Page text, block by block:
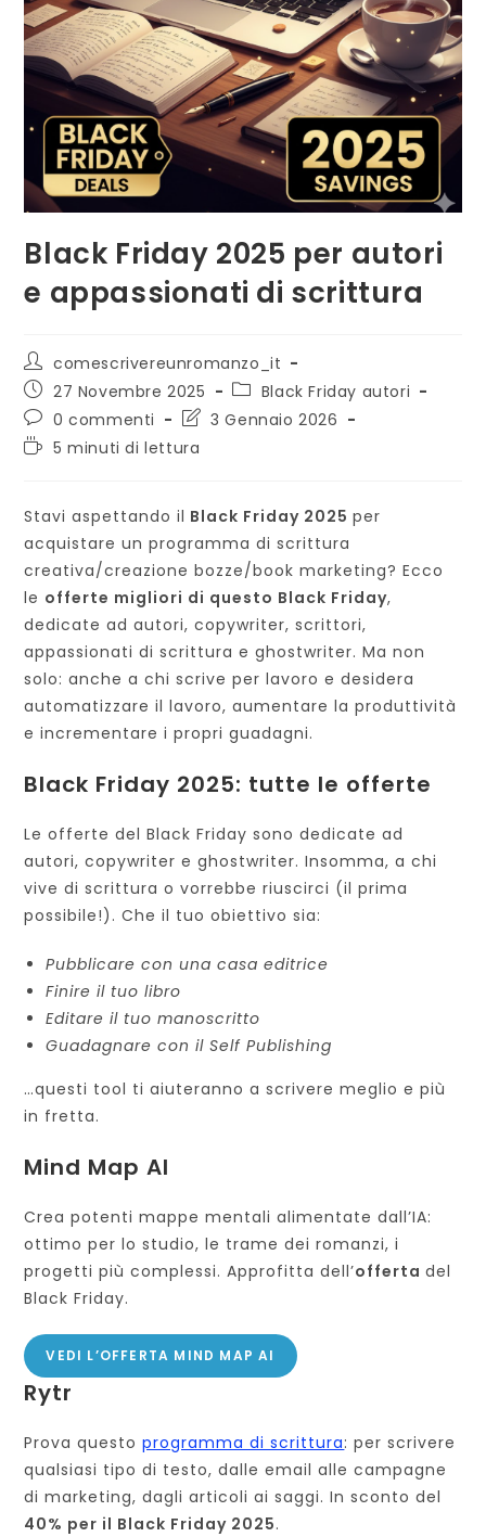
Black Friday 2025 per autori
e appassionati di scrittura
Autore
dell'articolo:
comescrivereunromanzo_it
Articolo
pubblicato:
27 Novembre 2025
Categoria
dell'articolo:
Black Friday autori
Commenti
dell'articolo:
0 commenti
Ultima
dell'articolo:
3 Gennaio 2026
Tempo5 minuti di lettura
Stavi aspettando il Black Friday 2025per
acquistare un programma di scrittura
creativa/creazione bozze/book marketing? Ecco
le offerte migliori di questo Black Friday,
dedicate ad autori, copywriter, scrittori,
appassionati di scrittura e ghostwriter. Ma non
solo: anche a chi scrive per lavoro e desidera
automatizzare il lavoro, aumentare la produttività
e incrementare i propri guadagni.
Black Friday 2025: tutte le offerte
Le offerte del Black Friday sono dedicate ad
autori, copywriter e ghostwriter. Insomma, a chi
vive di scrittura o vorrebbe riuscirci (il prima
possibile!). Che il tuo obiettivo sia:
Pubblicare con una casa editrice
Finire il tuo libro
Editare il tuo manoscritto
Guadagnare con il Self Publishing
…questi tool ti aiuteranno a scrivere meglio e più
in fretta.
Mind Map AI
Crea potenti mappe mentali alimentate dall’IA:
ottimo per lo studio, le trame dei romanzi, i
progetti più complessi. Approfitta dell’offertadel
Black Friday.
VEDI L’OFFERTA MIND MAP AI
Rytr
Prova questoprogramma di scrittura: per scrivere
qualsiasi tipo di testo, dalle email alle campagne
di marketing, dagli articoli ai saggi. In sconto del
40% per il Black Friday 2025.